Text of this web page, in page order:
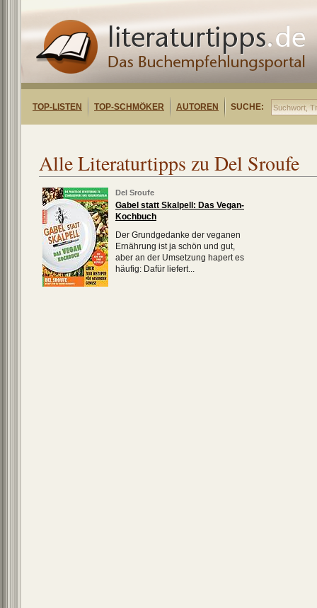
TOP-LISTEN TOP-SCHMÖKER AUTOREN SUCHE:
Alle Literaturtipps zu Del Sroufe
Del Sroufe
Gabel statt Skalpell: Das Vegan-
Kochbuch
Der Grundgedanke der veganen
Ernährung ist ja schön und gut,
aber an der Umsetzung hapert es
häufig: Dafür liefert...